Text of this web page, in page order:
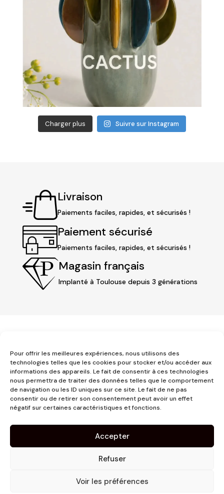
Pour offrir les meilleures expériences, nous utilisons des
technologies telles que les cookies pour stocker et/ou accéder aux
informations des appareils. Le fait de consentir à ces technologies
nous permettra de traiter des données telles que le comportement
de navigation ou les ID uniques sur ce site. Le fait de ne pas
consentir ou de retirer son consentement peut avoir un effet
négatif sur certaines caractéristiques et fonctions.
Accepter
Refuser
Voir les préférences
Charger plus Suivre sur Instagram
Livraison
Paiements faciles, rapides, et sécurisés !
Paiement sécurisé
Paiements faciles, rapides, et sécurisés !
Magasin français
Implanté à Toulouse depuis 3 générations
3 place Jeanne d'Arc
1er étage
31000 Toulouse
05 62 73 70 73